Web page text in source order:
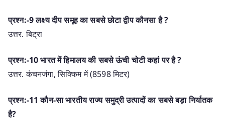
प्रश्न:-9 लक्ष्य दीप समूह का सबसे छोटा द्वीप कौनसा है ?
उत्तर. बिट्रा
प्रश्न:-10 भारत में हिमालय की सबसे ऊंची चोटी कहां पर है ?
उत्तर. कंचनजंगा, सिक्किम में (8598 मिटर)
प्रश्न:-11 कौन-सा भारतीय राज्य समुद्री उत्पादों का सबसे बड़ा निर्यातक
है?